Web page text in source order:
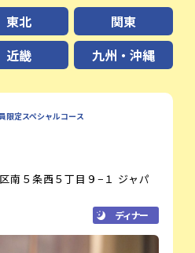
東北
関東
近畿 九州 ・沖縄
南５条西５丁目９−１ ジャパ
ディナー
限定スペシャルコース